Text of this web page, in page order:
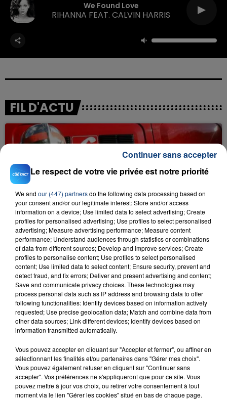
We Found Love
RIHANNA FEAT. CALVIN HARRIS
FIL D'ACTU
23 juillet 2026
INCENDIE MORTEL À LENS : UNE FEMME ET
SON BÉBÉ ENTRE LA VIE ET LA...
Un homme s'est immolé par le feu après avoir
aspergé sa compagne et leur bébé de trois mois
d'un liquide inflammable.
20 juillet 2026
OPÉRER DE LA CHEVILLE RESSORT DE LA...
La famille a porté plainte contre la clinique qui a
reconnu sa responsabilité et présenté ses
excuses.
Le respect de votre vie privée est notre priorité
We and our (447) partnersdo the following data processing based on
your consent and/or our legitimate interest: Store and/or access
information on a device; Use limited data to select advertising; Create
profiles for personalised advertising; Use profiles to select personalised
advertising; Measure advertising performance; Measure content
performance; Understand audiences through statistics or combinations
of data from different sources; Develop and improve services; Create
profiles to personalise content; Use profiles to select personalised
content; Use limited data to select content; Ensure security, prevent and
detect fraud, and fix errors; Deliver and present advertising and content;
Save and communicate privacy choices. These technologies may
process personal data such as IP address and browsing data to offer
following functionalities: Identify devices based on information actively
requested; Use precise geolocation data; Match and combine data from
other data sources; Link different devices; Identify devices based on
information transmitted automatically.
Vous pouvez accepter en cliquant sur "Accepter et fermer", ou affiner en
sélectionnant les finalités et/ou partenaires dans "Gérer mes choix".
Vous pouvez également refuser en cliquant sur "Continuer sans
accepter". Vos préférences ne s'appliqueront que pour ce site. Vous
pouvez mettre à jour vos choix, ou retirer votre consentement à tout
moment via le lien "Gérer les cookies" situé en bas de chaque page.
Continuer sans accepter